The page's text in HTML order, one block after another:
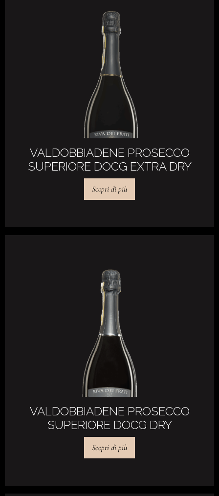
VALDOBBIADENE PROSECCO
SUPERIORE DOCG EXTRA DRY
Scopri di più
VALDOBBIADENE PROSECCO
SUPERIORE DOCG DRY
Scopri di più